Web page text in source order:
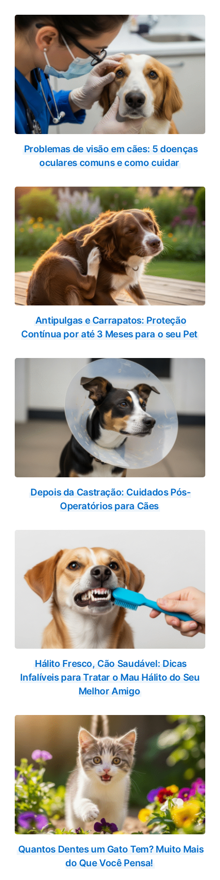
Problemas de visão em cães: 5 doenças
oculares comuns e como cuidar
Antipulgas e Carrapatos: Proteção
Contínua por até 3 Meses para o seu Pet
Depois da Castração: Cuidados Pós-
Operatórios para Cães
Hálito Fresco, Cão Saudável: Dicas
Infalíveis para Tratar o Mau Hálito do Seu
Melhor Amigo
Quantos Dentes um Gato Tem? Muito Mais
do Que Você Pensa!